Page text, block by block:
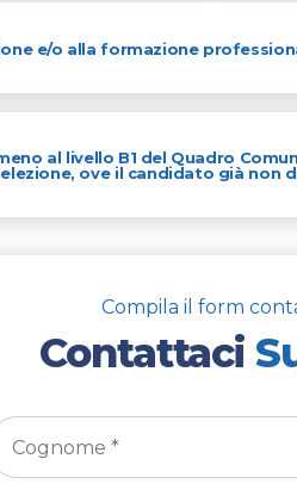
e/o alla formazione
al livello B1 del Quadro
ove il candidato già non
Compila il form
Contattaci